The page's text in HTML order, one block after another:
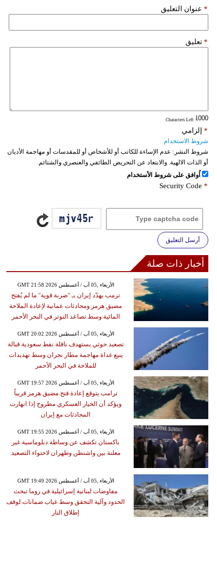
عنوان التعليق *
تعليق *
: Characters Left
إلزامي *
شروط الاستخدام
شروط النشر: عدم الإساءة للكاتب أو للأشخاص أو للمقدسات أو مهاجمة الأديان
أو الذات الالهية. والابتعاد عن التحريض الطائفي والعنصري والشتائم.
اُوافق على شروط الأستخدام
Security Code *
أرسل التعليق
أخبار ذات صلة
GMT 21:58 2026 الأربعاء ,05 آب / أغسطس
ترمب يهدّد إيران بـ "ضربة قوية" ما لم يُفتح
مضيق هرمز ومحادثات عمانية لإعادة الملاحة
المائية وسط تصاعد التوتر في البحر الأحمر
GMT 20:02 2026 الأربعاء ,05 آب / أغسطس
تصعيد حوثي يستهدف ناقلة نفط سعودية قبالة
ينبع غداة مهاجمة مطار نجران وسط تهديدات
للملاحة في البحر الأحمر
GMT 19:57 2026 الأربعاء ,05 آب / أغسطس
ترامب يتوقع إعادة فتح مضيق هرمز قريباً
ويؤكد أن الخيار العسكري مطروح إذا انهارت
المحادثات مع إيران
GMT 19:55 2026 الأربعاء ,05 آب / أغسطس
باكستان تكشف عن وساطة دبلوماسية غير
معلنة بين واشنطن وطهران لاحتواء التصعيد
GMT 19:49 2026 الأربعاء ,05 آب / أغسطس
مفاوضات لبنانية إسرائيلية في روما تبحث
الحدود وآلية التحقق وسط غياب ضمانات لوقف
إطلاق النار